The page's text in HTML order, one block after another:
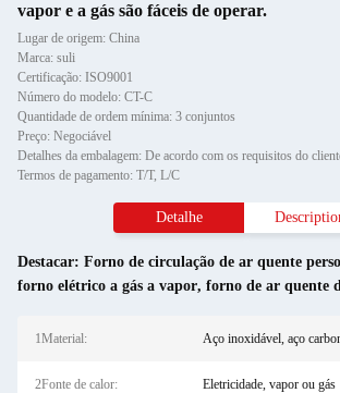
vapor e a gás são fáceis de operar.
Lugar de origem: China
Marca: suli
Certificação: ISO9001
Número do modelo: CT-C
Quantidade de ordem mínima: 3 conjuntos
Preço: Negociável
Detalhes da embalagem: De acordo com os requisitos do
Termos de pagamento: T/T, L/C
Detalhe
Destacar: Forno de circulação de ar quente
forno elétrico a gás a vapor, forno de ar quente
1Material: Aço inoxidável, aço
2Fonte de calor: Eletricidade, vapor ou gás